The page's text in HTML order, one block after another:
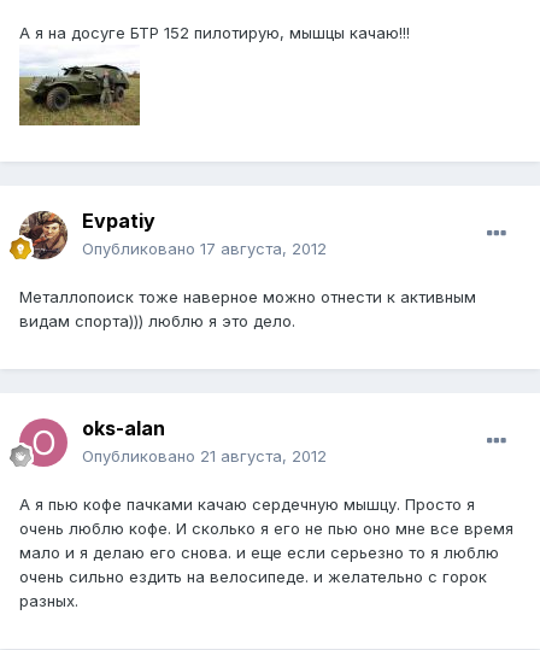
А я на досуге БТР 152 пилотирую, мышцы качаю!!!
Evpatiy
Опубликовано 17 августа, 2012
Металлопоиск тоже наверное можно отнести к активным
видам спорта))) люблю я это дело.
oks-alan
Опубликовано 21 августа, 2012
А я пью кофе пачками качаю сердечную мышцу. Просто я
очень люблю кофе. И сколько я его не пью оно мне все время
мало и я делаю его снова. и еще если серьезно то я люблю
очень сильно ездить на велосипеде. и желательно с горок
разных.